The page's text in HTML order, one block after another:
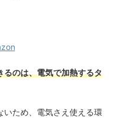
るのは、電気で加熱するタ
いため、電気さえ使える環